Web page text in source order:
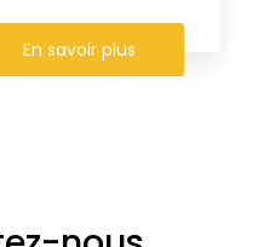
En savoir plus